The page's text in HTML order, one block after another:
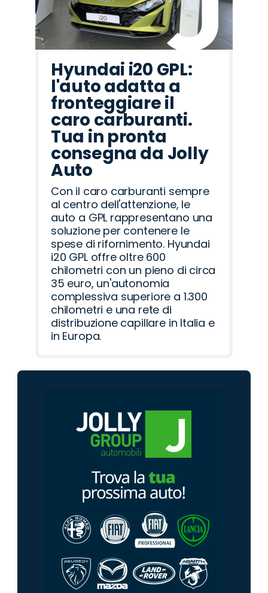
Hyundai i20 GPL:
l'auto adatta a
fronteggiare il
caro carburanti.
Tua in pronta
consegna da Jolly
Auto
Con il caro carburanti sempre
al centro dell'attenzione, le
auto a GPL rappresentano una
soluzione per contenere le
spese di rifornimento. Hyundai
i20 GPL offre oltre 600
chilometri con un pieno di circa
35 euro, un'autonomia
complessiva superiore a 1.300
chilometri e una rete di
distribuzione capillare in Italia e
in Europa.